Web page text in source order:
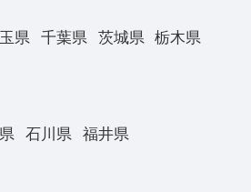
県 千葉県 茨城県
栃木県
石川県 福井県